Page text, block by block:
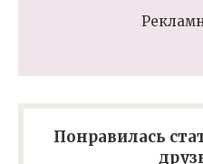
Понравилась